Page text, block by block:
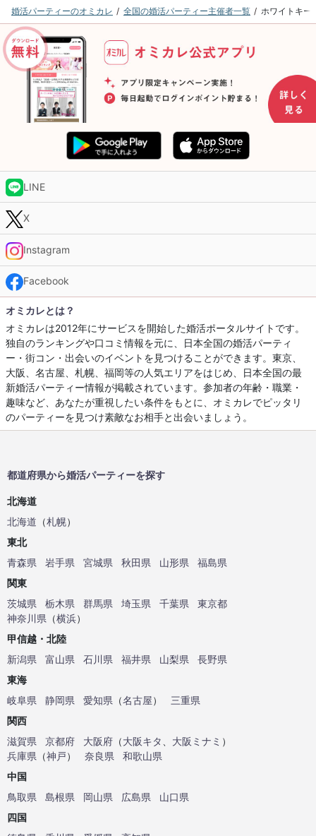
婚活パーティーのオミカレ 全国の婚活パーティー主催者一覧 ホワイトキー
LINE
X
Instagram
Facebook
オミカレとは？
オミカレは2012年にサービスを開始した婚活ポータルサイトです。
独自のランキングや口コミ情報を元に、日本全国の婚活パーティ
ー・街コン・出会いのイベントを見つけることができます。東京、
大阪、名古屋、札幌、福岡等の人気エリアをはじめ、日本全国の最
新婚活パーティー情報が掲載されています。参加者の年齢・職業・
趣味など、あなたが重視したい条件をもとに、オミカレでピッタリ
のパーティーを見つけ素敵なお相手と出会いましょう。
都道府県から婚活パーティーを探す
北海道
北海道 （札幌）
東北
青森県
岩手県 宮城県 秋田県 山形県
福島県
関東
茨城県
栃木県 群馬県 埼玉県 千葉県
東京都
神奈川県 （横浜）
甲信越・北陸
新潟県
富山県 石川県 福井県 山梨県
長野県
東海
岐阜県
静岡県 愛知県 （名古屋）
三重県
関西
滋賀県
京都府 大阪府 （大阪キタ 大阪ミナミ ）
兵庫県 （神戸） 奈良県
和歌山県
中国
鳥取県
島根県 岡山県 広島県
山口県
四国